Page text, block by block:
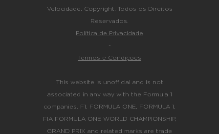
Velocidade. Copyright. Todos os Direitos
Reservados.
Política de Privacidade
-
Termos e Condições
This website is unofficial and is not
associated in any way with the Formula 1
companies. F1, FORMULA ONE, FORMULA 1,
FIA FORMULA ONE WORLD CHAMPIONSHIP,
GRAND PRIX and related marks are trade